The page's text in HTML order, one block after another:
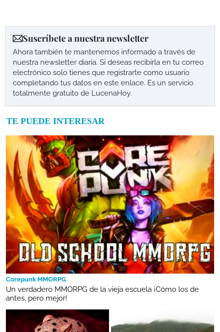
Suscríbete a nuestra newsletter
Ahora también te mantenemos informado a través de
nuestra newsletter diaria. Si deseas recibirla en tu correo
electrónico solo tienes que registrarte como usuario
completando tus datos en este enlace. Es un servicio
totalmente gratuito de LucenaHoy.
TE PUEDE INTERESAR
Corepunk MMORPG
Un verdadero MMORPG de la vieja escuela ¡Cómo los de
antes, pero mejor!